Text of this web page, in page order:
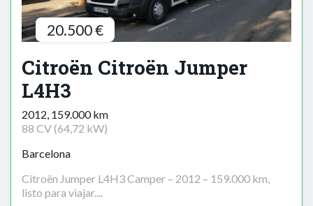
20.500 €
Citroën Citroën Jumper
L4H3
2012, 159.000 km
88 CV (64,72 kW)
Barcelona
Citroën Jumper L4H3 Camper – 2012 – 159.000 km,
listo para viajar....